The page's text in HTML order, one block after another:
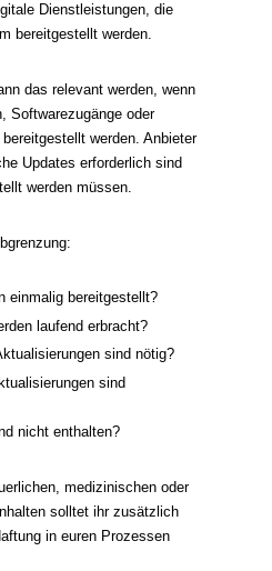
Dienstleistungen, die
bereitgestellt werden.
das relevant werden, wenn
Softwarezugänge oder
werden. Anbieter
Updates erforderlich sind
werden müssen.
einmalig bereitgestellt?
laufend erbracht?
sind nötig?
sind
nicht enthalten?
medizinischen oder
solltet ihr zusätzlich
in euren Prozessen